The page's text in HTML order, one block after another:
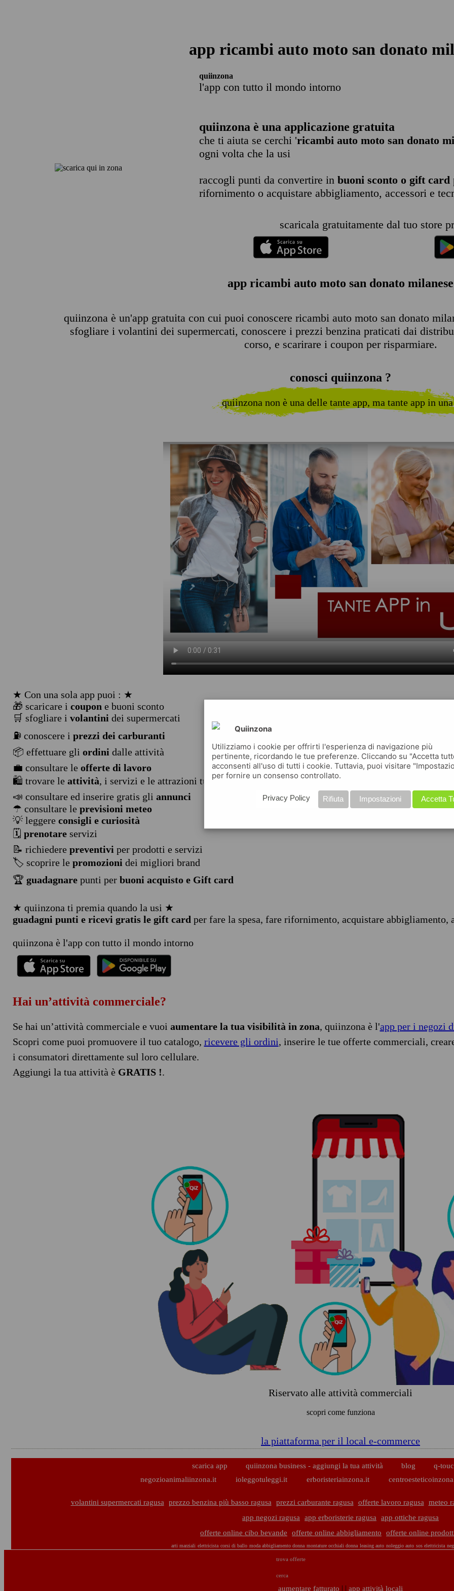
app ricambi auto moto san donato
quiinzona
l'app con tutto il mondo intorno
quiinzona è una applicazione gratuita
che ti aiuta se cerchi 'ricambi auto moto san donato
ogni volta che la usi
raccogli punti da convertire in buoni sconto o gift card
rifornimento o acquistare abbigliamento, accessori e
scaricala gratuitamente dal tuo store
app ricambi auto moto san donato milanese
quiinzona è un'app gratuita con cui puoi conoscere ricambi auto moto san donato
sfogliare i volantini dei supermercati, conoscere i prezzi benzina praticati dai
corso, e scarirare i coupon per risparmiare.
conosci quiinzona ?
quiinzona non è una delle tante app, ma tante app in
★ Con una sola app puoi : ★
🎁 scaricare i coupon e buoni sconto
🛒 sfogliare i volantini dei supermercati
⛽ conoscere i prezzi dei carburanti
📦 effettuare gli ordini dalle attività
💼 consultare le offerte di lavoro
🛍️ trovare le attività, i servizi e le attrazioni turistiche
📣 consultare ed inserire gratis gli annunci
☂ consultare le previsioni meteo
💡 leggere consigli e curiosità
🗓️ prenotareservizi
📝 richiedere preventivi per prodotti e servizi
🏷️ scoprire le promozioni dei migliori brand
🏆 guadagnarepunti per buoni acquisto e Gift card
★ quiinzona ti premia quando la usi ★
guadagni punti e ricevi gratis le gift card per fare la spesa, fare rifornimento, acquistare abbigliamento,
quiinzona è l'app con tutto il mondo intorno
Hai un’attività commerciale?
Se hai un’attività commerciale e vuoi aumentare la tua visibilità in zona, quiinzona è l'app per i negozi
Scopri come puoi promuovere il tuo catalogo, ricevere gli ordini, inserire le tue offerte commerciali,
i consumatori direttamente sul loro cellulare.
Aggiungi la tua attività è GRATIS !.
Riservato alle attività commerciali
scopri come funziona
la piattaforma per il local e-commerce
scarica app quiinzona business - aggiungi la tua attività blog
q-
negozioanimaliinzona.it
ioleggotuleggi.it erboristeriainzona.it
volantini supermercati ragusa prezzo benzina più basso ragusa prezzi carburante ragusa offerte lavoro ragusa meteo
app negozi ragusa
app erboristerie ragusa
app ottiche ragusa
offerte online cibo bevande
offerte online abbigliamento offerte online
arti marziali elettricista corsi di ballo moda abbigliamento donna montature occhiali donna leasing auto noleggio auto sos elettricista
trova offerte
cerca
aumentare fatturato | | app attività locali
Quiinzona
Utilizziamo i cookie per offrirti l'esperienza di navigazione più
pertinente, ricordando le tue preferenze. Cliccando su "Accetta
acconsenti all'uso di tutti i cookie. Tuttavia, puoi visitare
per fornire un consenso controllato.
Accetta
Impostazioni
Rifiuta
Privacy Policy